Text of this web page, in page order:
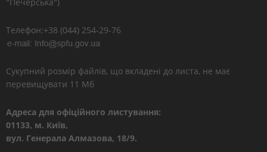
Телефон:+38 (044) 254-29-76
Сукупний розмір файлів, що вкладені до листа, не має
перевищувати 11 Мб
Адреса для офіційного листування:
01133, м. Київ,
вул. Генерала Алмазова, 18/9.